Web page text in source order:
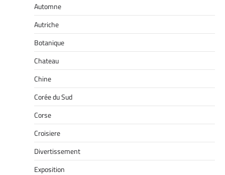
Automne
Autriche
Botanique
Chateau
Chine
Corée du Sud
Corse
Croisiere
Divertissement
Exposition